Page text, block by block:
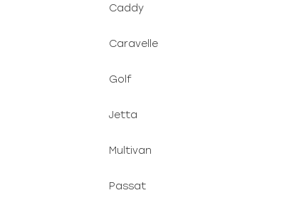
Caddy
Caravelle
Golf
Jetta
Multivan
Passat